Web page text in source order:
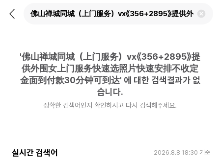
뒤
검
'佛山禅城同城（上门服务）vx《356+2895》提
供外围女上门服务快速选照片快速安排不收定
金面到付款30分钟可到达' 에 대한 검색결과가 없
습니다.
정확한 검색어인지 확인하시고 다시 검색해주세요.
실시간 검색어 2026.8.8 18:30 기준